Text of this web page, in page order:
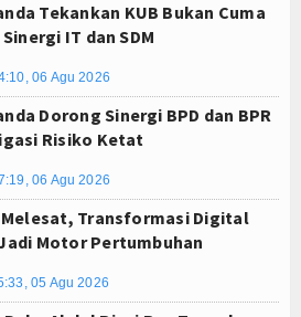
Tekankan KUB Bukan Cuma
IT dan SDM
06 Agu 2026
Dorong Sinergi BPD dan BPR
Risiko Ketat
06 Agu 2026
Melesat, Transformasi Digital
Jadi Motor Pertumbuhan
05 Agu 2026